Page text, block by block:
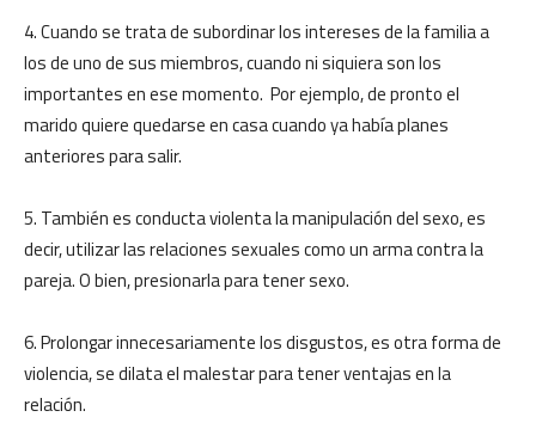
4. Cuando se trata de subordinar los intereses de la familia a
los de uno de sus miembros, cuando ni siquiera son los
importantes en ese momento. Por ejemplo, de pronto el
marido quiere quedarse en casa cuando ya había planes
anteriores para salir.
5. También es conducta violenta la manipulación del sexo, es
decir, utilizar las relaciones sexuales como un arma contra la
pareja. O bien, presionarla para tener sexo.
6. Prolongar innecesariamente los disgustos, es otra forma de
violencia, se dilata el malestar para tener ventajas en la
relación.